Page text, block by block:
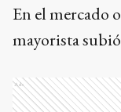
En el mercado
mayorista
Ads